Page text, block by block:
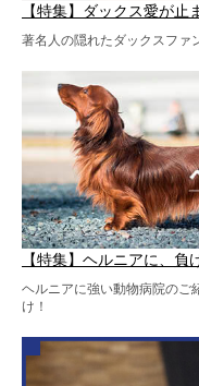
【特集】ダックス愛が止
著名人の隠れたダックスファ
【特集】ヘルニアに、負
ヘルニアに強い動物病院のご
け！